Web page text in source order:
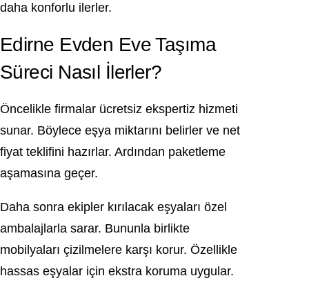
daha konforlu ilerler.
Edirne Evden Eve Taşıma
Süreci Nasıl İlerler?
Öncelikle firmalar ücretsiz ekspertiz hizmeti
sunar. Böylece eşya miktarını belirler ve net
fiyat teklifini hazırlar. Ardından paketleme
aşamasına geçer.
Daha sonra ekipler kırılacak eşyaları özel
ambalajlarla sarar. Bununla birlikte
mobilyaları çizilmelere karşı korur. Özellikle
hassas eşyalar için ekstra koruma uygular.